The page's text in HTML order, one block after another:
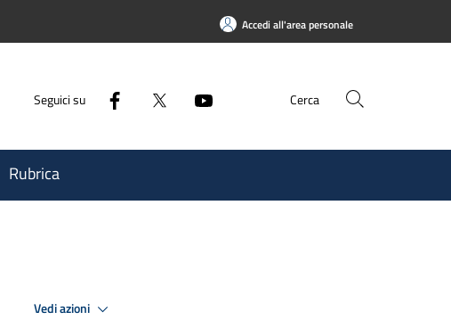
Accedi all'area personale
Seguici su Cerca
Rubrica
Vedi azioni